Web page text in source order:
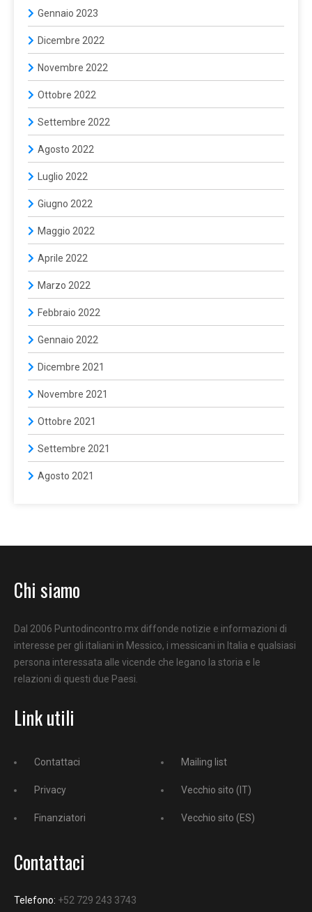
Gennaio 2023
Dicembre 2022
Novembre 2022
Ottobre 2022
Settembre 2022
Agosto 2022
Luglio 2022
Giugno 2022
Maggio 2022
Aprile 2022
Marzo 2022
Febbraio 2022
Gennaio 2022
Dicembre 2021
Novembre 2021
Ottobre 2021
Settembre 2021
Agosto 2021
Chi siamo
Dal 2006 Puntodincontro.mx diffonde notizie e informazioni di
interesse per gli italiani in Messico, i messicani in Italia e qualsiasi
persona interessata alle vicende che legano la storia e le
relazioni di questi due Paesi.
Link utili
Contattaci
Privacy
Finanziatori
Mailing list
Vecchio sito (IT)
Vecchio sito (ES)
Contattaci
Telefono: +52 729 243 3743